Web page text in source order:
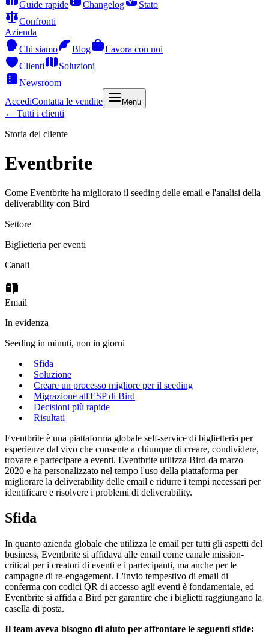
Guide rapide
Changelog
Stato
Confronti
Azienda
Chi siamo
Blog
Lavora con noi
Clienti
Soluzioni
Newsroom
AccediContatta le vendite Menu
← Tutti i clienti
Storia del cliente
Eventbrite
Come Eventbrite ha migliorato il seeding delle email e l'analisi della
deliverability con Bird
Settore
Biglietteria per eventi
Canali
Email
In evidenza
Seeding in minuti, non in giorni
Sfida
Soluzione
Creare un processo migliore per il seeding
Migrazione all'ESP di Bird
Decisioni più rapide
Risultati
Eventbrite è una piattaforma globale self-service di biglietteria per
esperienze dal vivo che consente a chiunque di creare, condividere,
trovare e partecipare a eventi. Eventbrite utilizza Bird da marzo
2020 e ha personalizzato nel tempo l'uso della piattaforma per
migliorare la deliverability delle email e ridurre i tempi necessari per
identificare e risolvere i problemi di deliverability.
Sfida
In quanto azienda globale che utilizza le email per tutti gli aspetti del
business, Eventbrite si affidava alle email come canale mission-
critical per i creatori di eventi e i partecipanti, ma anche per le
campagne di re-engagement. L'invio tempestivo di email di
conferma con codici QR di accesso agli eventi è fondamentale, ed
Eventbrite si affida a Bird per garantire che i biglietti raggiungano la
casella di posta.
Il team aveva bisogno di aiuto per affrontare le seguenti sfide: